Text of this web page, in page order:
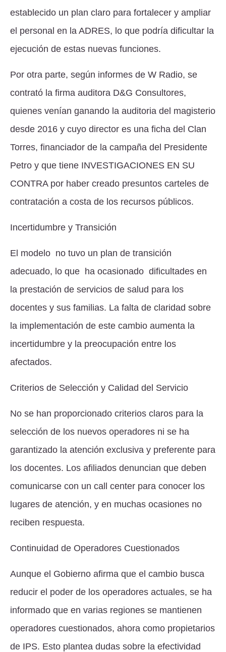
establecido un plan claro para fortalecer y ampliar
el personal en la ADRES, lo que podría dificultar la
ejecución de estas nuevas funciones.
Por otra parte, según informes de W Radio, se
contrató la firma auditora D&G Consultores,
quienes venían ganando la auditoria del magisterio
desde 2016 y cuyo director es una ficha del Clan
Torres, financiador de la campaña del Presidente
Petro y que tiene INVESTIGACIONES EN SU
CONTRApor haber creado presuntos carteles de
contratación a costa de los recursos públicos.
Incertidumbre y Transición
El modelo no tuvo un plan de transición
adecuado, lo que ha ocasionado dificultades en
la prestación de servicios de salud para los
docentes y sus familias. La falta de claridad sobre
la implementación de este cambio aumenta la
incertidumbre y la preocupación entre los
afectados.
Criterios de Selección y Calidad del Servicio
No se han proporcionado criterios claros para la
selección de los nuevos operadores ni se ha
garantizado la atención exclusiva y preferente para
los docentes. Los afiliados denuncian que deben
comunicarse con un call center para conocer los
lugares de atención, y en muchas ocasiones no
reciben respuesta.
Continuidad de Operadores Cuestionados
Aunque el Gobierno afirma que el cambio busca
reducir el poder de los operadores actuales, se ha
informado que en varias regiones se mantienen
operadores cuestionados, ahora como propietarios
de IPS. Esto plantea dudas sobre la efectividad